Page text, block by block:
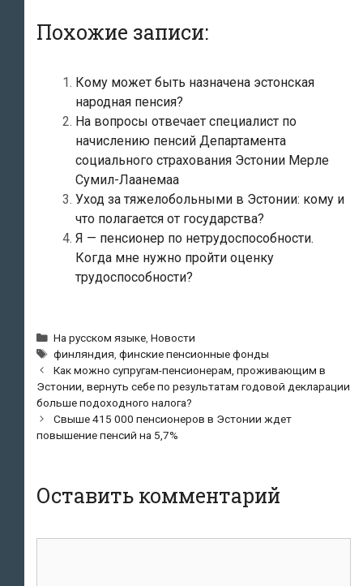
Похожие записи:
Кому может быть назначена эстонская
народная пенсия?
На вопросы отвечает специалист по
начислению пенсий Департамента
социального страхования Эстонии Мерле
Сумил-Лаанемаа
Уход за тяжелобольными в Эстонии: кому и
что полагается от государства?
Я — пенсионер по нетрудоспособности.
Когда мне нужно пройти оценку
трудоспособности?
Рубрики
На русском языке ,Новости
Метки
финляндия ,финские пенсионные фонды
Навигация
по
записям
Как можно супругам-пенсионерам, проживающим в
Эстонии, вернуть себе по результатам годовой декларации
больше подоходного налога?
Свыше 415 000 пенсионеров в Эстонии ждет
повышение пенсий на 5,7%
Оставить комментарий